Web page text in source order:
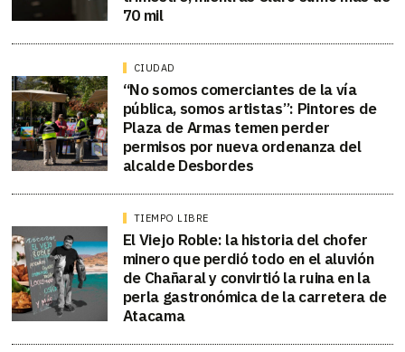
70 mil
CIUDAD
“No somos comerciantes de la vía
pública, somos artistas”: Pintores de
Plaza de Armas temen perder
permisos por nueva ordenanza del
alcalde Desbordes
TIEMPO LIBRE
El Viejo Roble: la historia del chofer
minero que perdió todo en el aluvión
de Chañaral y convirtió la ruina en la
perla gastronómica de la carretera de
Atacama